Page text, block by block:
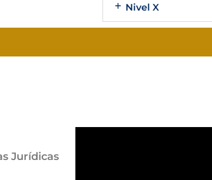
Nivel X
Jurídicas